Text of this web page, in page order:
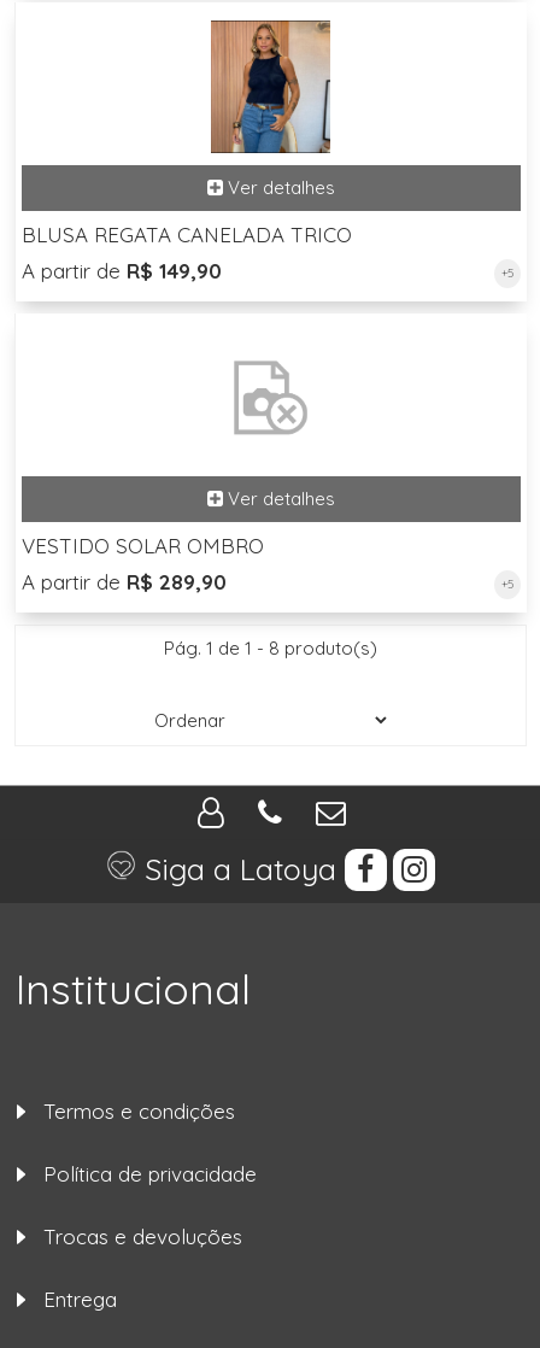
BLUSA REGATA CANELADA TRICO
A partir de R$ 149,90 +5
VESTIDO SOLAR OMBRO
A partir de R$ 289,90 +5
Pág. 1 de 1 - 8 produto(s)
Siga a Latoya
Institucional
Termos e condições
Política de privacidade
Trocas e devoluções
Entrega